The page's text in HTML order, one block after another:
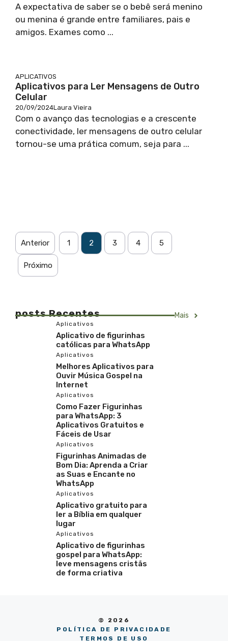
A expectativa de saber se o bebê será menino
ou menina é grande entre familiares, pais e
amigos. Exames como ...
APLICATIVOS
Aplicativos para Ler Mensagens de Outro
Celular
20/09/2024Laura Vieira
Com o avanço das tecnologias e a crescente
conectividade, ler mensagens de outro celular
tornou-se uma prática comum, seja para ...
Anterior 1 2 3 4 5
Próximo
posts Recentes Mais
Aplicativos
Aplicativo de figurinhas
católicas para WhatsApp
Aplicativos
Melhores Aplicativos para
Ouvir Música Gospel na
Internet
Aplicativos
Como Fazer Figurinhas
para WhatsApp: 3
Aplicativos Gratuitos e
Fáceis de Usar
Aplicativos
Figurinhas Animadas de
Bom Dia: Aprenda a Criar
as Suas e Encante no
WhatsApp
Aplicativos
Aplicativo gratuito para
ler a Bíblia em qualquer
lugar
Aplicativos
Aplicativo de figurinhas
gospel para WhatsApp:
leve mensagens cristãs
de forma criativa
© 2026
POLÍTICA DE PRIVACIDADE
TERMOS DE USO